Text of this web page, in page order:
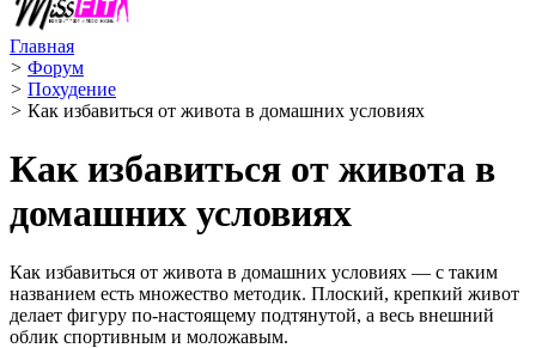
Главная
> Форум
> Похудение
> Как избавиться от живота в домашних условиях
Как избавиться от живота в
домашних условиях
Как избавиться от живота в домашних условиях — с таким
названием есть множество методик. Плоский, крепкий живот
делает фигуру по-настоящему подтянутой, а весь внешний
облик спортивным и моложавым.